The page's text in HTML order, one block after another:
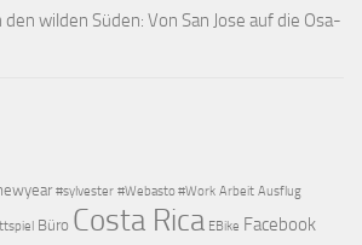
wilden Süden: Von San Jose auf die Osa-
#sylvester #Webasto #Work Arbeit Ausflug
Büro Costa Rica EBike Facebook